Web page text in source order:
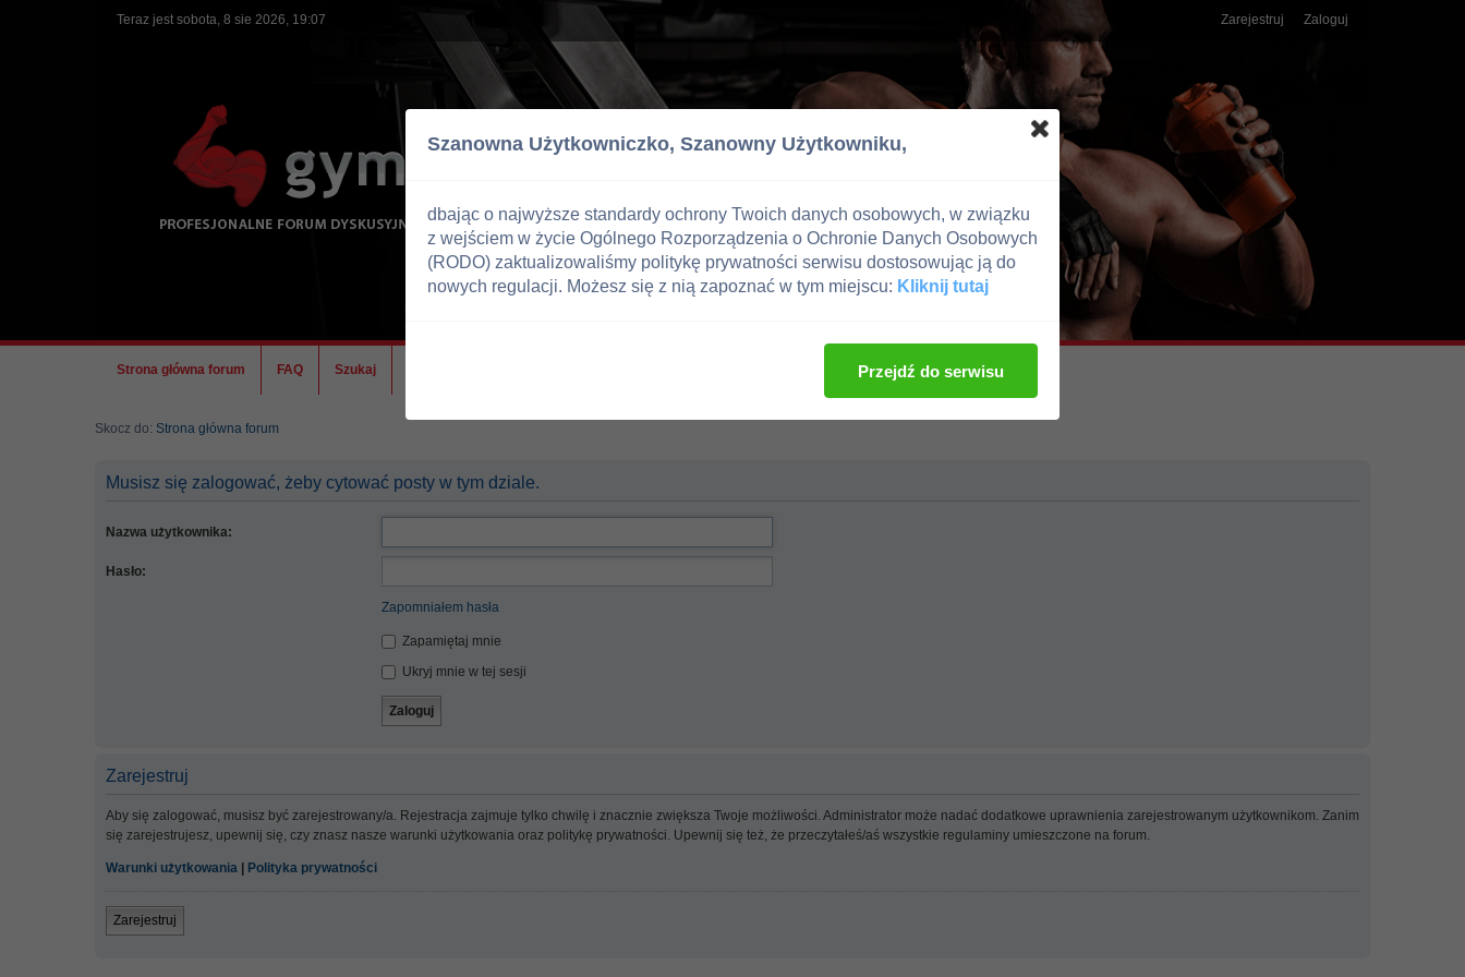
Teraz jest sobota, 8 sie 2026, 19:07 Zarejestruj Zaloguj
Strona główna forum FAQ Szukaj
Skocz do: Strona główna forum
Musisz się zalogować, żeby cytować posty w tym dziale.
Nazwa użytkownika:
Hasło:
Zapomniałem hasła
Zapamiętaj mnie
Ukryj mnie w tej sesji
Zarejestruj
Aby się zalogować, musisz być zarejestrowany/a. Rejestracja zajmuje tylko chwilę i znacznie zwiększa Twoje możliwości. Administrator może nadać dodatkowe uprawnienia zarejestrowanym użytkownikom. Zanim
się zarejestrujesz, upewnij się, czy znasz nasze warunki użytkowania oraz politykę prywatności. Upewnij się też, że przeczytałeś/aś wszystkie regulaminy umieszczone na forum.
Warunki użytkowania Polityka prywatności
Zarejestruj
Szanowna Użytkowniczko, Szanowny Użytkowniku,
dbając o najwyższe standardy ochrony Twoich danych osobowych, w związku
z wejściem w życie Ogólnego Rozporządzenia o Ochronie Danych Osobowych
(RODO) zaktualizowaliśmy politykę prywatności serwisu dostosowując ją do
nowych regulacji. Możesz się z nią zapoznać w tym miejscu: Kliknij tutaj
Przejdź do serwisu